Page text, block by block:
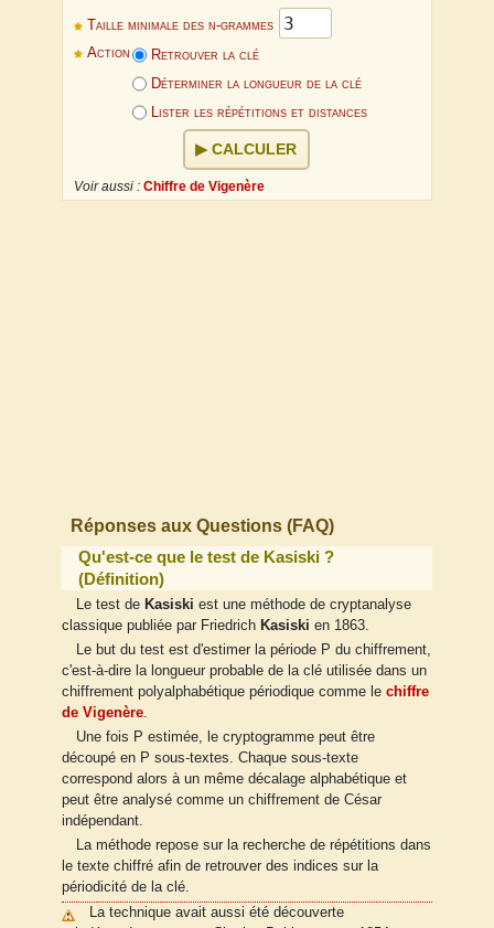
Taille minimale des n-grammes
Action
Retrouver la clé
Déterminer la longueur de la clé
Lister les répétitions et distances
CALCULER
Voir aussi : Chiffre de Vigenère
Réponses aux Questions (FAQ)
Qu'est-ce que le test de Kasiski ?
(Définition)
Le test de Kasiski est une méthode de cryptanalyse
classique publiée par Friedrich Kasiski en 1863.
Le but du test est d'estimer la période P du chiffrement,
c'est-à-dire la longueur probable de la clé utilisée dans un
chiffrement polyalphabétique périodique comme le chiffre
de Vigenère.
Une fois P estimée, le cryptogramme peut être
découpé en P sous-textes. Chaque sous-texte
correspond alors à un même décalage alphabétique et
peut être analysé comme un chiffrement de César
indépendant.
La méthode repose sur la recherche de répétitions dans
le texte chiffré afin de retrouver des indices sur la
périodicité de la clé.
La technique avait aussi été découverte